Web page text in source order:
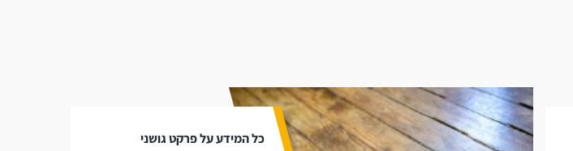
כל המידע על פרקט גושני